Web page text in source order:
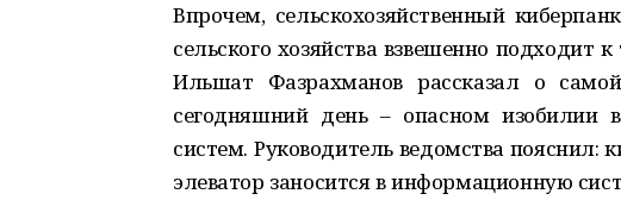
Впрочем, сельскохозяйственный
сельского хозяйства взвешенно подходит
Ильшат Фазрахманов рассказал о
сегодняшний день – опасном изобилии
систем. Руководитель ведомства
элеватор заносится в информационную